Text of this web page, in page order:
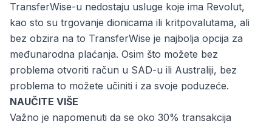
TransferWise-u nedostaju usluge koje ima Revolut,
kao sto su trgovanje dionicama ili kritpovalutama, ali
bez obzira na to TransferWise je najbolja opcija za
međunarodna plaćanja. Osim što možete bez
problema otvoriti račun u SAD-u ili Australiji, bez
problema to možete učiniti i za svoje poduzeće.
NAUČITE VIŠE
Važno je napomenuti da se oko 30% transakcija